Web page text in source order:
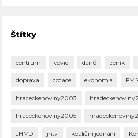
Štítky
centrum covid daně deník
doprava dotace ekonomie FM
hradeckenoviny2003
hradeckenoviny2005
JHMD jhtv koaliční jednání